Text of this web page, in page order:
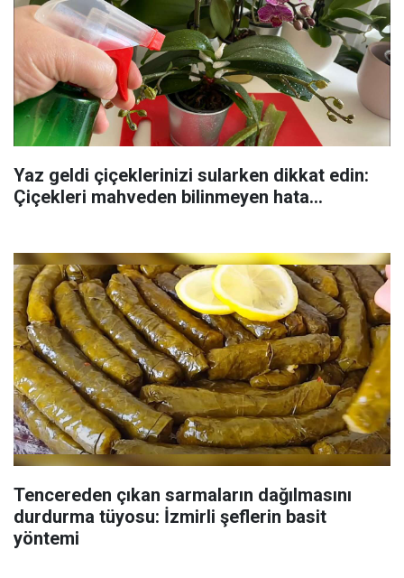
Yaz geldi çiçeklerinizi sularken dikkat edin:
Çiçekleri mahveden bilinmeyen hata...
Tencereden çıkan sarmaların dağılmasını
durdurma tüyosu: İzmirli şeflerin basit
yöntemi